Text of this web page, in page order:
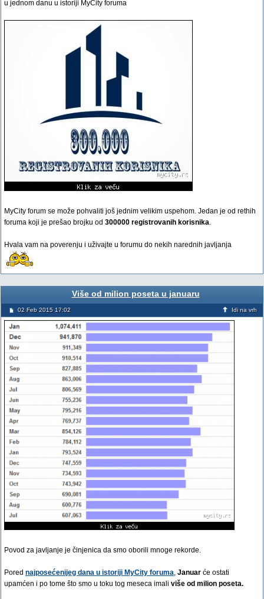
u jednom danu u istoriji MyCity foruma
MyCity forum se može pohvaliti još jednim velikim uspehom. Jedan je od rethih
foruma koji je prešao brojku od 300000 registrovanih korisnika.
Hvala vam na poverenju i uživajte u forumu do nekih narednih javljanja
Više od milion poseta u januaru
02 Feb 2015 17:02 Idi na vrh
Povod za javljanje je činjenica da smo oborili mnoge rekorde.
Pored najposećenijeg dana u istoriji MyCity foruma, Januar će ostati
upamćen i po tome što smo u toku tog meseca imali više od milion poseta.